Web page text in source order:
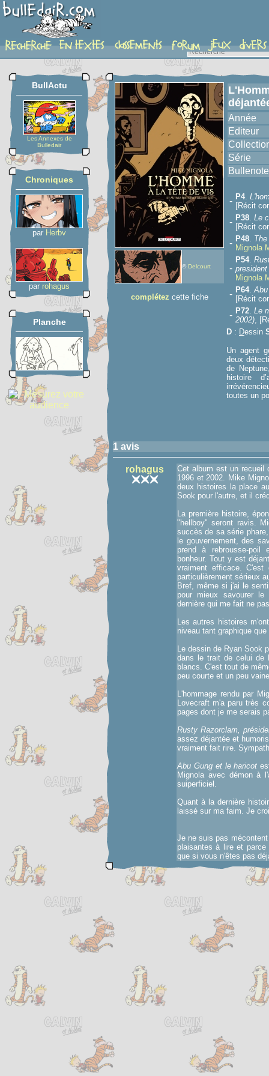
album
BullActu
Les Annexes de
Bulledair
Chroniques
par Herbv
par rohagus
Planche
© Delcourt
complétez cette fiche
Année
Editeur
Série
Bullenote
- P4.
[Récit
- P38. Le
[Récit
- P48.
Mignola
-
P54.
Mignola
- P64.
[Récit
- P72. Le
2002),
D : Dessin
Un agent
deux
de
histoire
toutes un
1 avis
rohagus
Cet album est un recueil
1996 et 2002. Mike
deux histoires la place
Sook pour l'autre, et il
La première histoire,
"hellboy" seront ravis.
succès de sa série
le gouvernement, des
prend à rebrousse-poil
bonheur. Tout y est
vraiment efficace. C'est
particulièrement sérieux
Bref, même si j'ai le
pour mieux savourer
dernière qui me fait ne
Les autres histoires
niveau tant graphique
Le dessin de Ryan Sook
dans le trait de celui de
blancs. C'est tout de
peu courte et un peu
L'hommage rendu par
Lovecraft m'a paru très
pages dont je me serais
Rusty Razorclam,
assez déjantée et
vraiment fait rire.
Abu Gung et le haricot
Mignola avec démon à
suiperficiel.
Quant à la dernière
laissé sur ma faim. Je
Je ne suis pas
plaisantes à lire et
que si vous n'êtes pas